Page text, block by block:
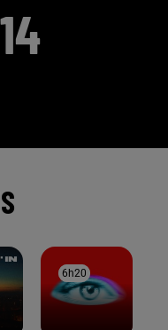
6h20
6h20